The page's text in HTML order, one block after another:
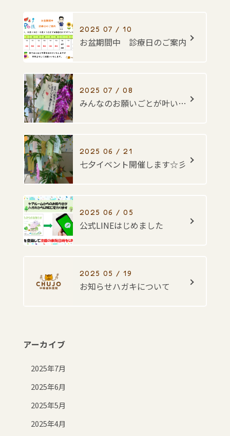
2025 07 / 10
お盆期間中 診療日のご案内
2025 07 / 08
みんなのお願いごとが叶いますように・・・☆彡
2025 06 / 21
七夕イベント開催します☆彡
2025 06 / 05
公式LINEはじめました
2025 05 / 19
お知らせハガキについて
アーカイブ
2025年7月
2025年6月
2025年5月
2025年4月